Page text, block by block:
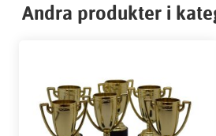
Andra produkter i